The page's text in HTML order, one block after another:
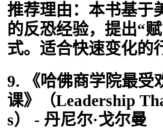
推荐理由：本书基于
的反恐经验，提出“
式。适合快速变化的
9. 《哈佛商学院最受
课》（Leadership
s） - 丹尼尔·戈尔曼